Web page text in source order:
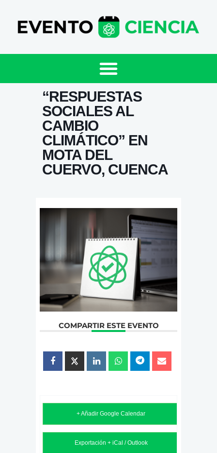
“RESPUESTAS
SOCIALES AL
CAMBIO
CLIMÁTICO” EN
MOTA DEL
CUERVO, CUENCA
COMPARTIR ESTE EVENTO
+ Añadir Google Calendar
Exportación + iCal / Outlook